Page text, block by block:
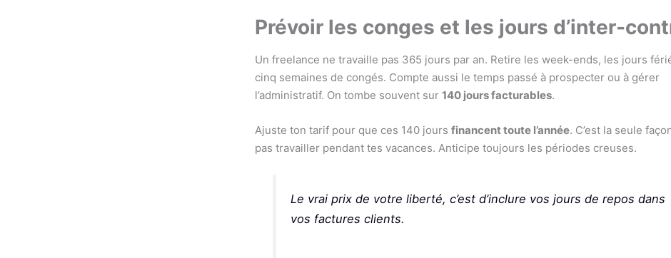
Prévoir les conges et les jours d’inter-
Un freelance ne travaille pas 365 jours par an. Retire les week-ends, les jours
cinq semaines de congés. Compte aussi le temps passé à prospecter ou à gérer
l’administratif. On tombe souvent sur 140 jours facturables.
Ajuste ton tarif pour que ces 140 jours financent toute l’année. C’est la seule
pas travailler pendant tes vacances. Anticipe toujours les périodes creuses.
Le vrai prix de votre liberté, c’est d’inclure vos jours de repos dans
vos factures clients.